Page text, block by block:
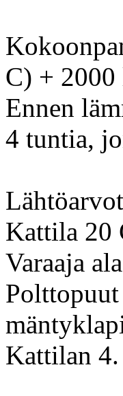
C) + 2000
Ennen
4 tuntia,
Kattila 20
Varaaja
Kattilan